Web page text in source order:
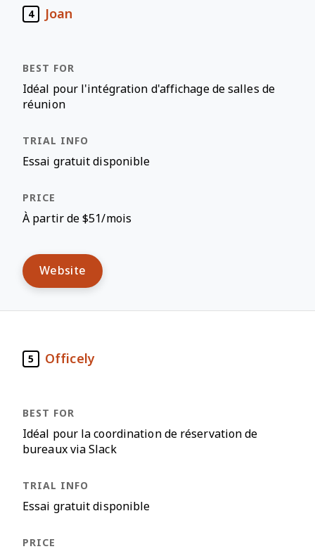
4 Joan
Idéal pour l'intégration d'affichage de salles de
réunion
Essai gratuit disponible
À partir de $51/mois
Website
5 Officely
Idéal pour la coordination de réservation de
bureaux via Slack
Essai gratuit disponible